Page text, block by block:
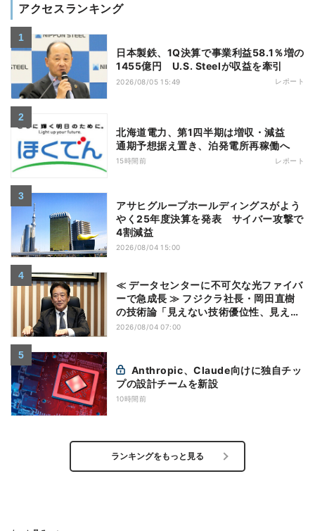
アクセスランキング
日本製鉄、1Q決算で事業利益58.1％増の
1455億円 U.S. Steelが収益を牽引
2026/08/05 15:49 レポート
北海道電力、第1四半期は増収・減益
通期予想据え置き、泊発電所再稼働へ
15時間前 レポート
アサヒグループホールディングスがよう
やく25年度決算を発表 サイバー攻撃で
4割減益
2026/08/04 15:00
≪ データセンターに不可欠な光ファイバ
ーで急成長 ≫ フジクラ社長・岡田直樹
の技術論「見えない技術優位性、見えな
い差別化でトップの座を！」
2026/08/04 07:00
プの設計チームを新設
10時間前
ランキングをもっと見る